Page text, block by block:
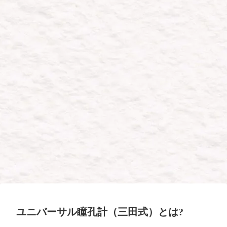
ユニバーサル瞳孔計（三田式）とは?